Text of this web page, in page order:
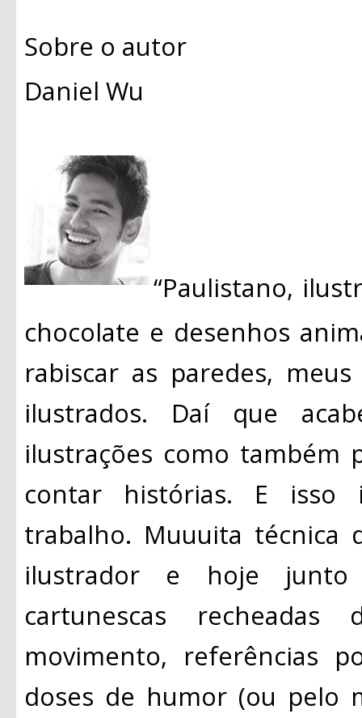
Sobre o autor
Daniel Wu
“Paulistano,
chocolate e desenhos
rabiscar as paredes,
ilustrados. Daí que
ilustrações como também
contar histórias. E isso
trabalho. Muuuita
ilustrador e hoje
cartunescas recheadas
movimento, referências
doses de humor (ou pelo